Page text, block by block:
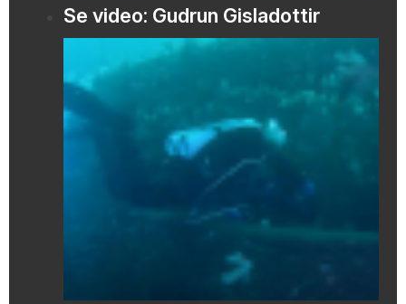
Se video: Gudrun Gisladottir